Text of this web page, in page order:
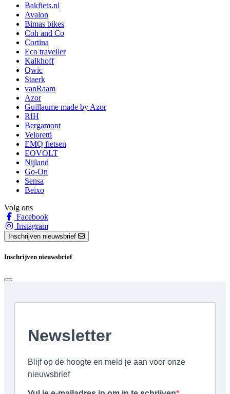
Bakfiets.nl
Avalon
Bimas bikes
Coh and Co
Cortina
Eco traveller
Kalkhoff
Qwic
Staerk
vanRaam
Azor
Guillaume made by Azor
RIH
Bergamont
Veloretti
EMQ fietsen
EOVOLT
Nijland
Go-On
Sensa
Beixo
Volg ons
Facebook
Instagram
Inschrijven nieuwsbrief
Inschrijven nieuwsbrief